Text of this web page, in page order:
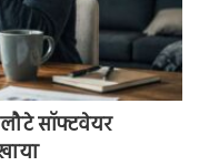
सॉफ्टवेयर